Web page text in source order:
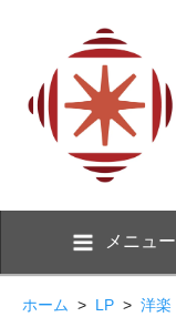
メニュー
ホーム > LP > 洋楽